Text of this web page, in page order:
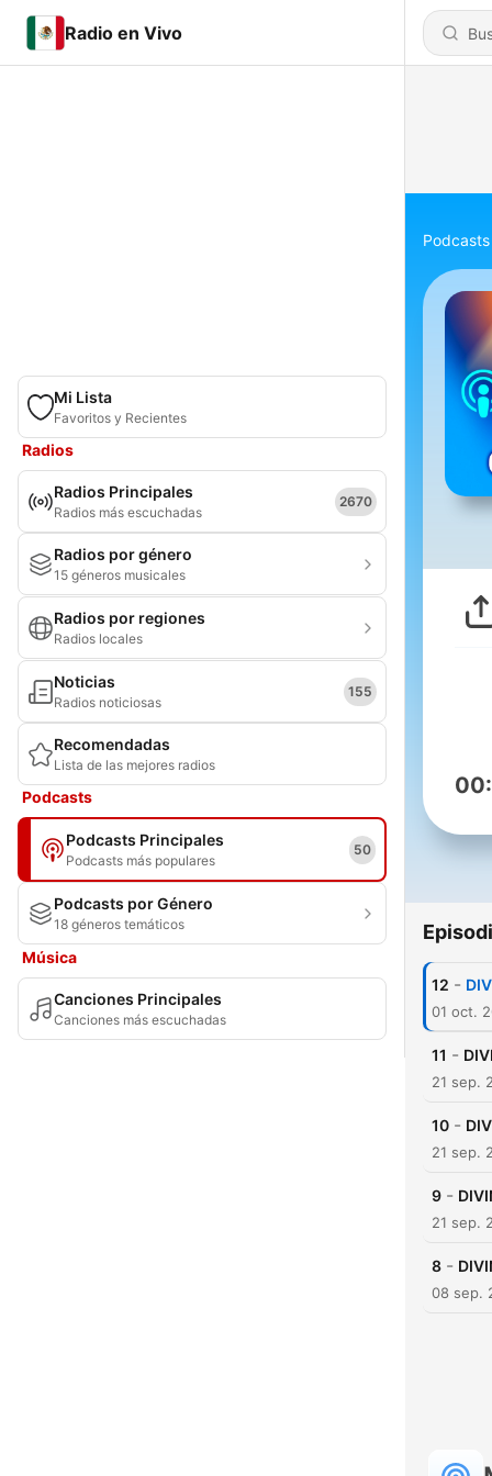
Radio en Vivo
Mi Lista
Favoritos y Recientes
Radios
Radios Principales
Radios más escuchadas
2670
Radios por género
15 géneros musicales
Radios por regiones
Radios locales
Noticias
Radios noticiosas
155
Recomendadas
Lista de las mejores radios
Podcasts
Podcasts Principales
Podcasts más populares
50
Podcasts por Género
18 géneros temáticos
Música
Canciones Principales
Canciones más escuchadas
Podcasts
12 -
01 oct.
11 -
21 sep.
10 -
21 sep.
9 -
21 sep.
8 -
08 sep.